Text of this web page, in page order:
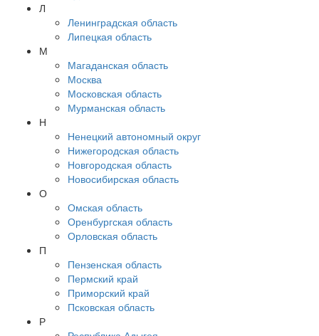
Л
Ленинградская область
Липецкая область
М
Магаданская область
Москва
Московская область
Мурманская область
Н
Ненецкий автономный округ
Нижегородская область
Новгородская область
Новосибирская область
О
Омская область
Оренбургская область
Орловская область
П
Пензенская область
Пермский край
Приморский край
Псковская область
Р